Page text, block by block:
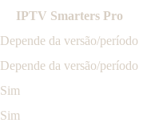
IPTV Smarters Pro
Depende da versão/período
Depende da versão/período
Sim
Sim